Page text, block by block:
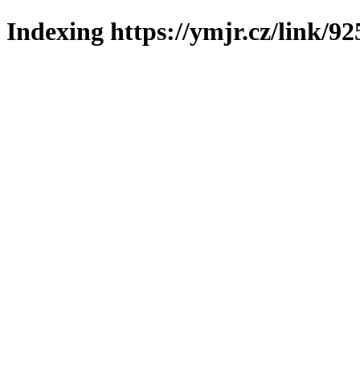
Indexing https://ymjr.cz/link/